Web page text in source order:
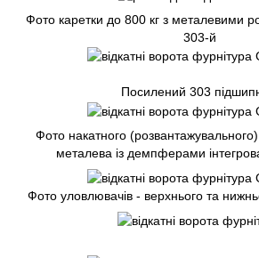
Фото каретки до 800 кг з металевими
303-й
Посилений 303
Фото накатного
металева із демпферами
Фото уловлювачів - верхнього та